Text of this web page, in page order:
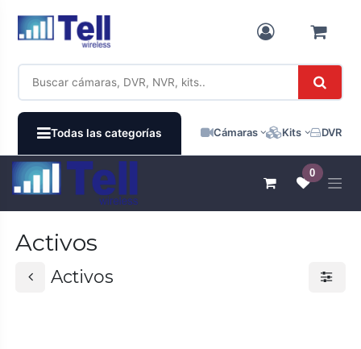
Todas las categorías Cámaras Kits DVR /
0
Activos
Activos